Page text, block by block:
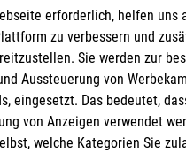
erforderlich, helfen uns
zu verbessern und
Sie werden zur
Aussteuerung von
eingesetzt. Das bedeutet,
von Anzeigen verwendet
welche Kategorien Sie